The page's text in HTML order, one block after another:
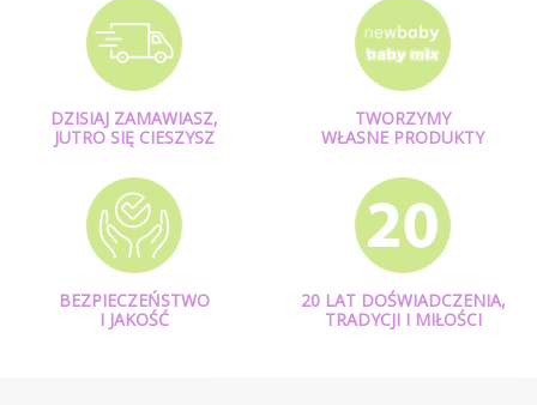
DZISIAJ ZAMAWIASZ,
JUTRO SIĘ CIESZYSZ
TWORZYMY
WŁASNE PRODUKTY
BEZPIECZEŃSTWO
I JAKOŚĆ
20 LAT DOŚWIADCZENIA,
TRADYCJI I MIŁOŚCI